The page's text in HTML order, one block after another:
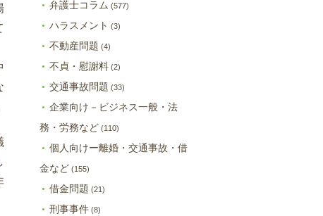
弁護士コラム (577)
ハラスメント (3)
不動産問題 (4)
不貞・慰謝料 (2)
交通事故問題 (33)
企業向け－ビジネス一般・法
務・労務など (110)
個人向けー離婚・交通事故・借
金など (155)
借金問題 (21)
刑事事件 (8)